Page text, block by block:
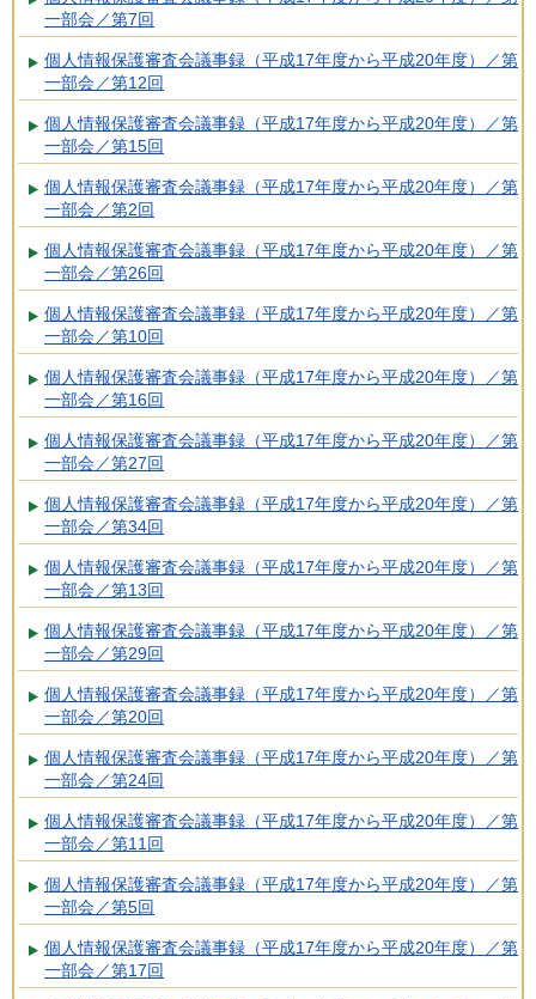
一部会／第7回
個人情報保護審査会議事録（平成17年度から平成20年度）／第
一部会／第12回
個人情報保護審査会議事録（平成17年度から平成20年度）／第
一部会／第15回
個人情報保護審査会議事録（平成17年度から平成20年度）／第
一部会／第2回
個人情報保護審査会議事録（平成17年度から平成20年度）／第
一部会／第26回
個人情報保護審査会議事録（平成17年度から平成20年度）／第
一部会／第10回
個人情報保護審査会議事録（平成17年度から平成20年度）／第
一部会／第16回
個人情報保護審査会議事録（平成17年度から平成20年度）／第
一部会／第27回
個人情報保護審査会議事録（平成17年度から平成20年度）／第
一部会／第34回
個人情報保護審査会議事録（平成17年度から平成20年度）／第
一部会／第13回
個人情報保護審査会議事録（平成17年度から平成20年度）／第
一部会／第29回
個人情報保護審査会議事録（平成17年度から平成20年度）／第
一部会／第20回
個人情報保護審査会議事録（平成17年度から平成20年度）／第
一部会／第24回
個人情報保護審査会議事録（平成17年度から平成20年度）／第
一部会／第11回
個人情報保護審査会議事録（平成17年度から平成20年度）／第
一部会／第5回
個人情報保護審査会議事録（平成17年度から平成20年度）／第
一部会／第17回